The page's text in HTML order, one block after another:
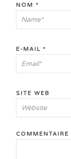
NOM *
E-MAIL *
SITE WEB
COMMENTAIRE